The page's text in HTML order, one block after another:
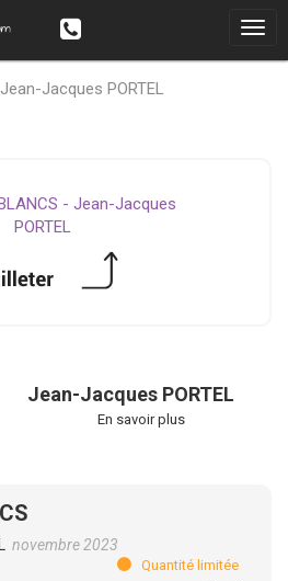
Jean-Jacques PORTEL
Jean-Jacques PORTEL
En savoir plus
novembre 2023
Quantité limitée